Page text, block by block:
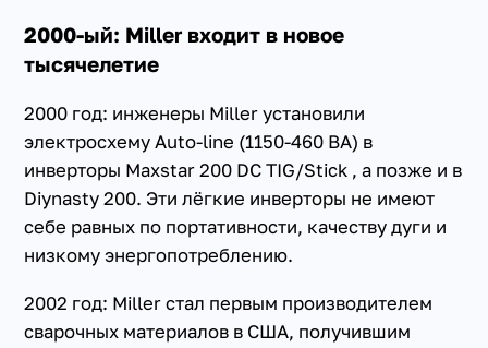
2000-ый: Miller входит в новое
тысячелетие
2000 год: инженеры Miller установили
электросхему Auto-line (1150-460 ВА) в
инверторы Maxstar 200 DC TIG/Stick , а позже и в
Diynasty 200. Эти лёгкие инверторы не имеют
себе равных по портативности, качеству дуги и
низкому энергопотреблению.
2002 год: Miller стал первым производителем
сварочных материалов в США, получившим